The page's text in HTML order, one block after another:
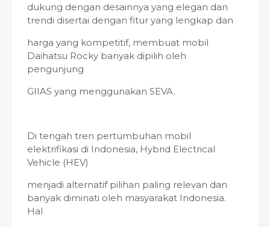
dukung dengan desainnya yang elegan dan
trendi disertai dengan fitur yang lengkap dan
harga yang kompetitif, membuat mobil
Daihatsu Rocky banyak dipilih oleh
pengunjung
GIIAS yang menggunakan SEVA.
Di tengah tren pertumbuhan mobil
elektrifikasi di Indonesia, Hybrid Electrical
Vehicle (HEV)
menjadi alternatif pilihan paling relevan dan
banyak diminati oleh masyarakat Indonesia.
Hal